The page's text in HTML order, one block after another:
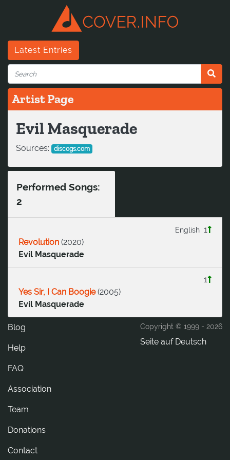
Latest Entries
Artist Page
Evil Masquerade
Sources: discogs.com
Performed Songs:
2
1
English
Revolution (2020)
Evil Masquerade
1
Yes Sir, I Can Boogie(2005)
Evil Masquerade
Copyright © 1999 - 2026
Seite auf Deutsch
Blog
Help
FAQ
Association
Team
Donations
tcatnoC